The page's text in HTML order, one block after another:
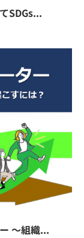
SDGs...
～組織...